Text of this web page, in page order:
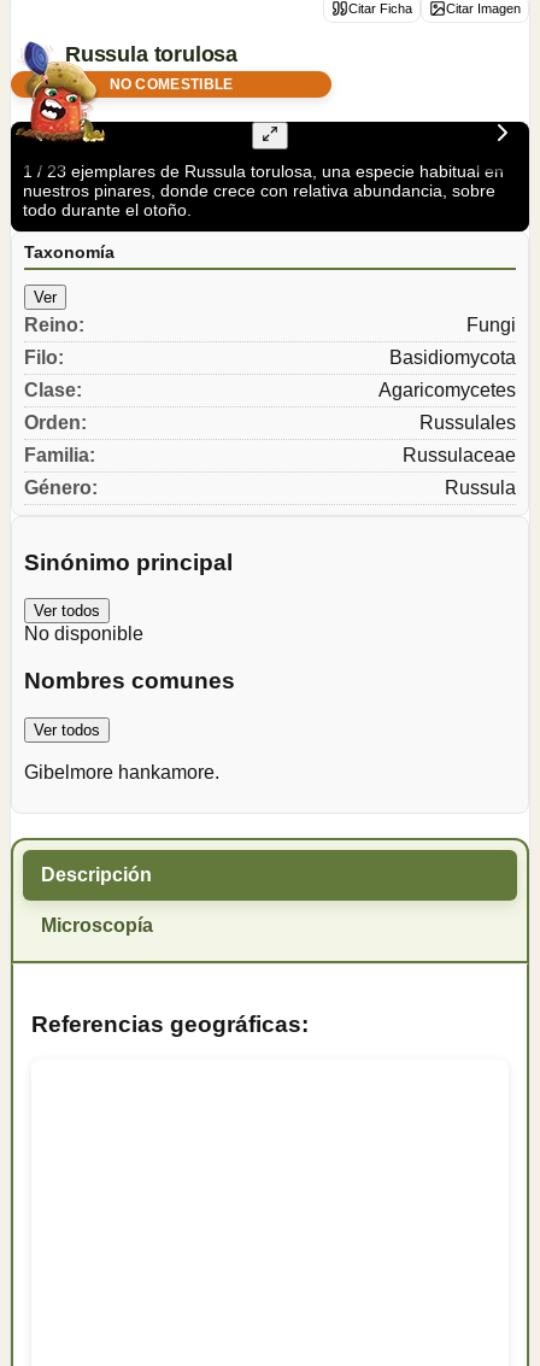
Citar Ficha Citar Imagen
Russula torulosa
Bres. NO COMESTIBLE
1 / 23 ejemplares de Russula torulosa, una especie habitual en
nuestros pinares, donde crece con relativa abundancia, sobre
todo durante el otoño.
Taxonomía
Ver
Reino:
Fungi
Filo:
Basidiomycota
Clase:
Agaricomycetes
Orden:
Russulales
Familia:
Russulaceae
Género: Russula
Sinónimo principal
Ver todos
No disponible
Nombres comunes
Ver todos
Gibelmore hankamore.
Descripción
Microscopía
Referencias geográficas: